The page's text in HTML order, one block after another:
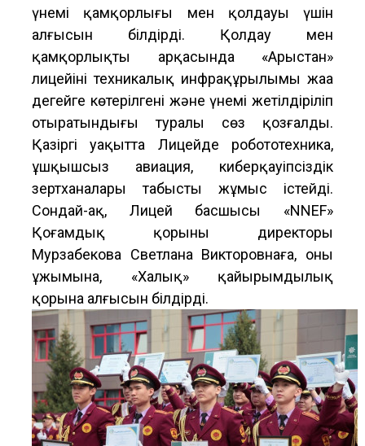
үнемі қамқорлығы мен қолдауы үшін
алғысын білдірді. Қолдау мен
қамқорлықтың арқасында «Арыстан»
лицейінің техникалық инфрақұрылымы жаңа
деңгейге көтерілгені және үнемі жетілдіріліп
отыратындығы туралы сөз қозғалды.
Қазіргі уақытта Лицейде робототехника,
ұшқышсыз авиация, киберқауіпсіздік
зертханалары табысты жұмыс істейді.
Сондай-ақ, Лицей басшысы «NNEF»
Қоғамдық қорының директоры
Мурзабекова Светлана Викторовнаға, оның
ұжымына, «Халық» қайырымдылық
қорына алғысын білдірді.